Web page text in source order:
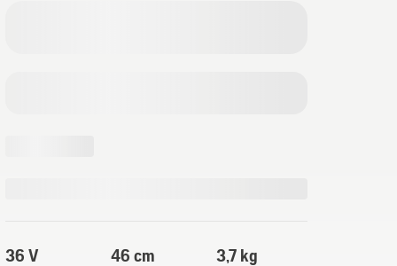
36 V 46 cm 3,7 kg